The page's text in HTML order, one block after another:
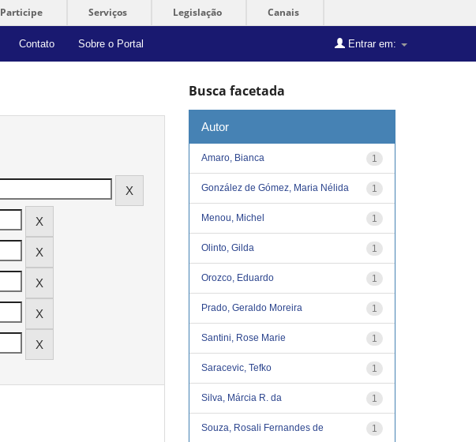
Participe Serviços Legislação Canais
Contato Sobre o Portal Entrar em:
Busca facetada
Autor
1
Amaro, Bianca
1
González de Gómez, Maria Nélida
1
Menou, Michel
1
Olinto, Gilda
1
Orozco, Eduardo
1
Prado, Geraldo Moreira
1
Santini, Rose Marie
1
Saracevic, Tefko
1
Silva, Márcia R. da
1
Souza, Rosali Fernandes de